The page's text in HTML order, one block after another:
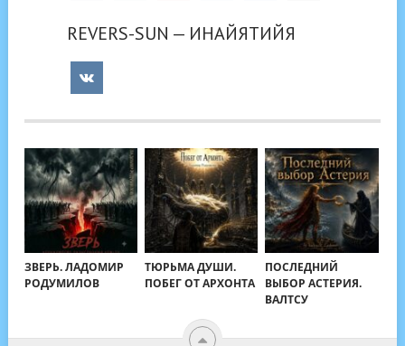
REVERS-SUN — ИНАЙЯТИЙЯ
ЗВЕРЬ. ЛАДОМИР
РОДУМИЛОВ
ТЮРЬМА ДУШИ.
ПОБЕГ ОТ АРХОНТА
ПОСЛЕДНИЙ
ВЫБОР АСТЕРИЯ.
ВАЛТСУ